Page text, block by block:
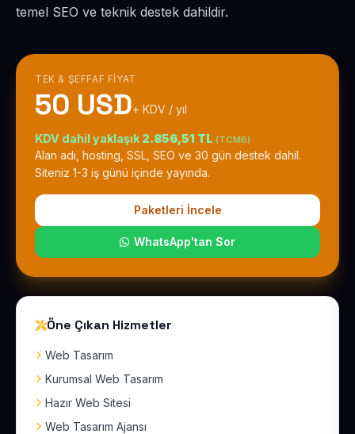
temel SEO ve teknik destek dahildir.
TEK & ŞEFFAF FIYAT
50 USD+ KDV / yıl
KDV dahil yaklaşık 2.856,51 TL (TCMB)
Alan adı, hosting, SSL, SEO ve 30 gün destek dahil.
Siteniz 1-3 iş günü içinde yayında.
Paketleri İncele
WhatsApp'tan Sor
Öne Çıkan Hizmetler
Web Tasarım
Kurumsal Web Tasarım
Hazır Web Sitesi
Web Tasarım Ajansı